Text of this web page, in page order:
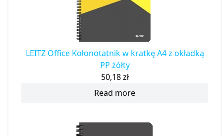
LEITZ Office Kołonotatnik w kratkę A4 z okładką
PP żółty
50,18zł
Read more